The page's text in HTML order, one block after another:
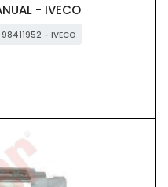
- IVECO
- IVECO